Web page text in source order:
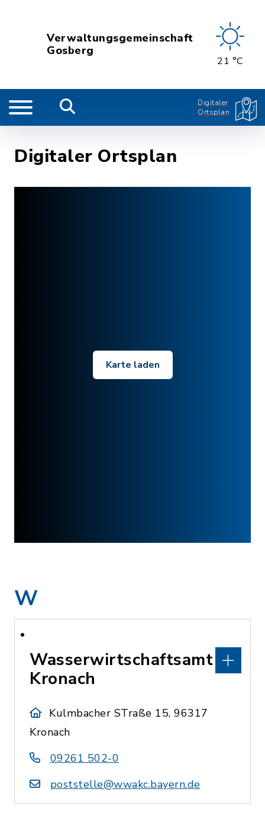
Verwaltungsgemeinschaft
Gosberg
21 °C
Digitaler
Ortsplan
Digitaler Ortsplan
Karte laden
W
Wasserwirtschaftsamt
Kronach
Kulmbacher STraße 15, 96317
Kronach
09261 502-0
poststelle@wwakc.bayern.de